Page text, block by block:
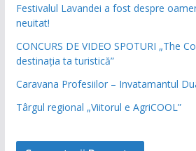
Festivalul Lavandei a fost despre
neuitat!
CONCURS DE VIDEO SPOTURI „The
destinația ta turistică”
Caravana Profesiilor – Invatamantul
Târgul regional „Viitorul e AgriCOOL”